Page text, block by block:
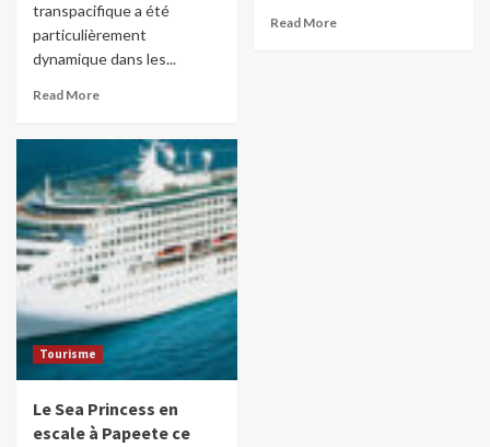
transpacifique a été
particulièrement
dynamique dans les...
Read More
Read More
Tourisme
Le Sea Princess en
escale à Papeete ce